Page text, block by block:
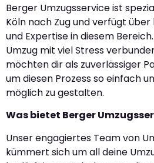
Berger Umzugsservice ist
Köln nach Zug und verfügt
und Expertise in diesem
Umzug mit viel Stress
möchten dir als zuverlässiger
um diesen Prozess so einfach
möglich zu gestalten.
Was bietet Berger
Unser engagiertes Team von
kümmert sich um all deine